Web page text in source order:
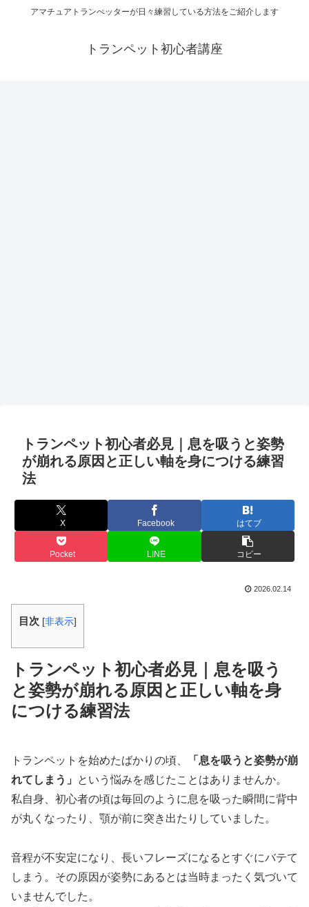
アマチュアトランぺッターが日々練習している方法をご紹介します
トランペット初心者講座
トランペット初心者必見｜息を吸うと姿勢
が崩れる原因と正しい軸を身につける練習
法
X Facebook はてブ
Pocket LINE コピー
2026.02.14
目次 [非表示]
トランペット初心者必見｜息を吸う
と姿勢が崩れる原因と正しい軸を身
につける練習法
トランペットを始めたばかりの頃、
「息を吸うと姿勢が崩
れてしまう」
という悩みを感じたことはありませんか。
私自身、初心者の頃は毎回のように息を吸った瞬間に背中
が丸くなったり、顎が前に突き出たりしていました。
音程が不安定になり、長いフレーズになるとすぐにバテて
しまう。その原因が姿勢にあるとは当時まったく気づいて
いませんでした。